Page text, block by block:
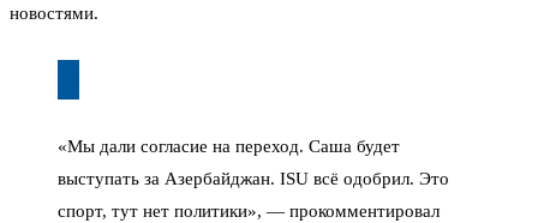
новостями.
«Мы дали согласие на переход. Саша будет
выступать за Азербайджан. ISU всё одобрил. Это
спорт, тут нет политики», — прокомментировал